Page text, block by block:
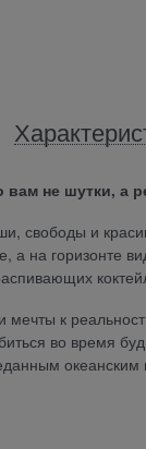
вам не шутки, а
свободы и
а на горизонте
к
во время
океанским